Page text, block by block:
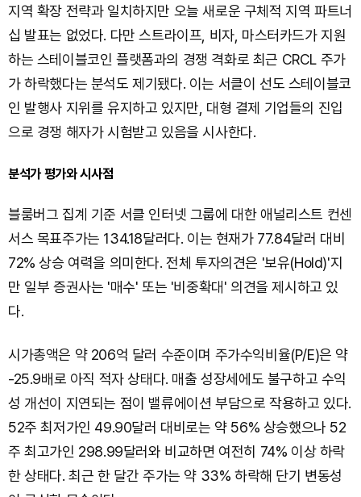
지역 확장 전략과 일치하지만 오늘 새로운 구체적 지역 파트너
십 발표는 없었다. 다만 스트라이프, 비자, 마스터카드가 지원
하는 스테이블코인 플랫폼과의 경쟁 격화로 최근 CRCL 주가
가 하락했다는 분석도 제기됐다. 이는 서클이 선도 스테이블코
인 발행사 지위를 유지하고 있지만, 대형 결제 기업들의 진입
으로 경쟁 해자가 시험받고 있음을 시사한다.
분석가 평가와 시사점
블룸버그 집계 기준 서클 인터넷 그룹에 대한 애널리스트 컨센
서스 목표주가는 134.18달러다. 이는 현재가 77.84달러 대비
72% 상승 여력을 의미한다. 전체 투자의견은 '보유(Hold)'지
만 일부 증권사는 '매수' 또는 '비중확대' 의견을 제시하고 있
다.
시가총액은 약 206억 달러 수준이며 주가수익비율(P/E)은 약
-25.9배로 아직 적자 상태다. 매출 성장세에도 불구하고 수익
성 개선이 지연되는 점이 밸류에이션 부담으로 작용하고 있다.
52주 최저가인 49.90달러 대비로는 약 56% 상승했으나 52
주 최고가인 298.99달러와 비교하면 여전히 74% 이상 하락
한 상태다. 최근 한 달간 주가는 약 33% 하락해 단기 변동성